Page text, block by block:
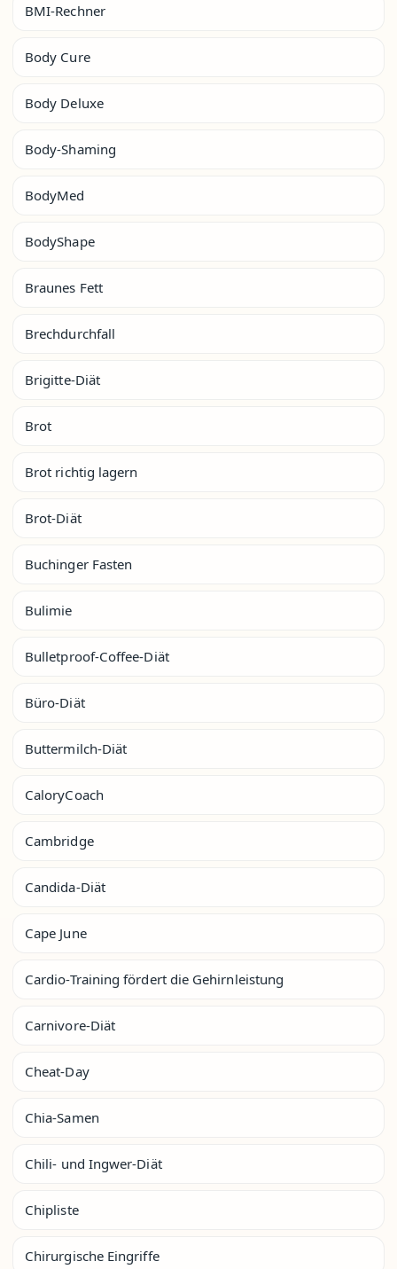
BMI-Rechner
Body Cure
Body Deluxe
Body-Shaming
BodyMed
BodyShape
Braunes Fett
Brechdurchfall
Brigitte-Diät
Brot
Brot richtig lagern
Brot-Diät
Buchinger Fasten
Bulimie
Bulletproof-Coffee-Diät
Büro-Diät
Buttermilch-Diät
CaloryCoach
Cambridge
Candida-Diät
Cape June
Cardio-Training fördert die Gehirnleistung
Carnivore-Diät
Cheat-Day
Chia-Samen
Chili- und Ingwer-Diät
Chipliste
Chirurgische Eingriffe